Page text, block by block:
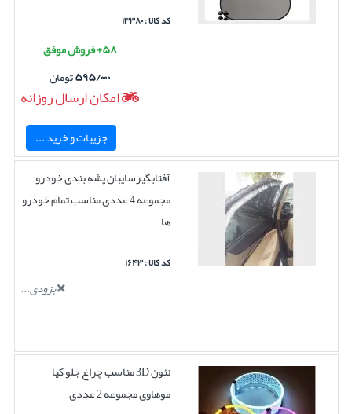
کد کالا : ۱۳۳۸۰
۵۸+ فروش موفق
۵۹۵/۰۰۰تومان
امکان ارسال روزانه
جزییات و خرید ...
آفتابگیرسایبان پشه بندی خودرو
مجموعه 4 عددی مناسب تمام خودرو
ها
کد کالا : ۱۶۴۳
بزودی...
نئون 3D مناسب چراغ جلو کیا
موهاوی مجموعه 2 عددی